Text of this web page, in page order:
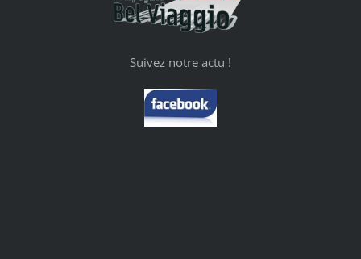
Suivez notre actu !